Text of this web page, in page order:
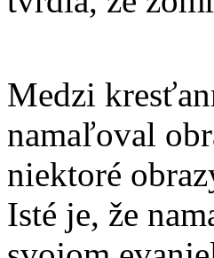
Medzi
namaľoval
niektoré
Isté je, že